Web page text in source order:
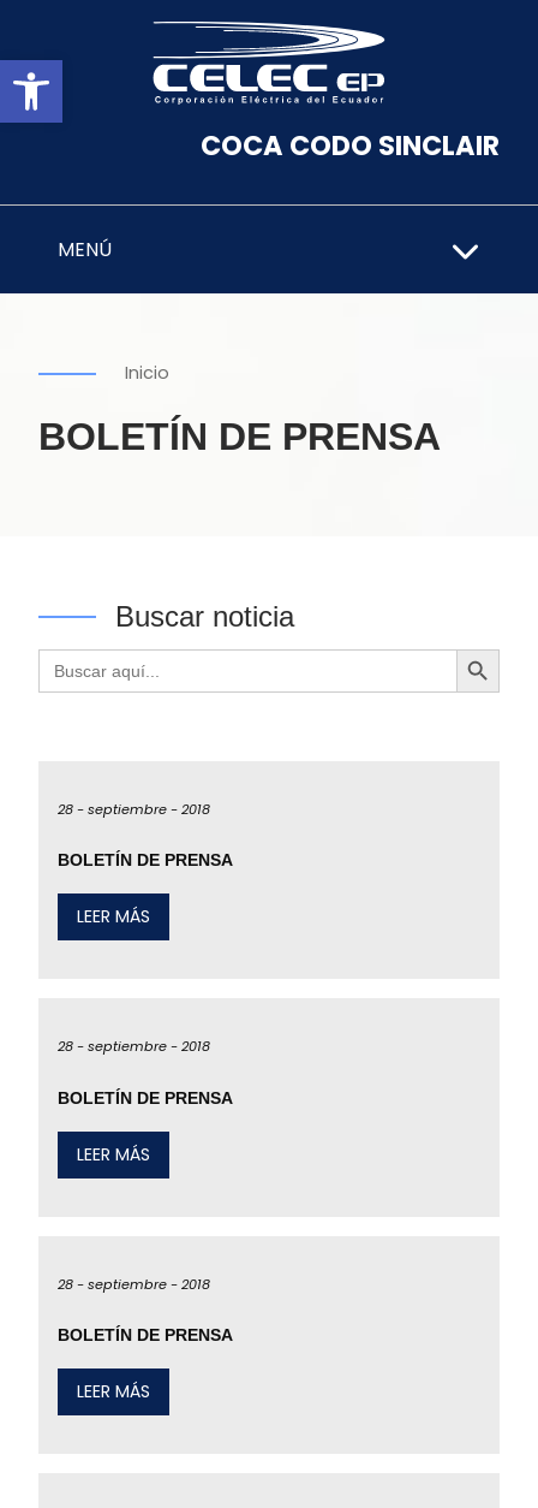
Abrir barra de herramientas
COCA CODO SINCLAIR
MENÚ
Inicio
BOLETÍN DE PRENSA
Buscar noticia
Buscar: Botón de búsqueda
28 -septiembre -2018
BOLETÍN DE PRENSA
LEER MÁS
28 -septiembre -2018
BOLETÍN DE PRENSA
LEER MÁS
28 -septiembre -2018
BOLETÍN DE PRENSA
LEER MÁS